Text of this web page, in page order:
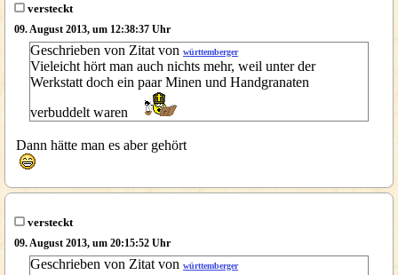
versteckt
09. August 2013, um 12:38:37 Uhr
Geschrieben von Zitat von württemberger
Vieleicht hört man auch nichts mehr, weil unter der
Werkstatt doch ein paar Minen und Handgranaten
verbuddelt waren
Dann hätte man es aber gehört
versteckt
09. August 2013, um 20:15:52 Uhr
Geschrieben von Zitat von württemberger